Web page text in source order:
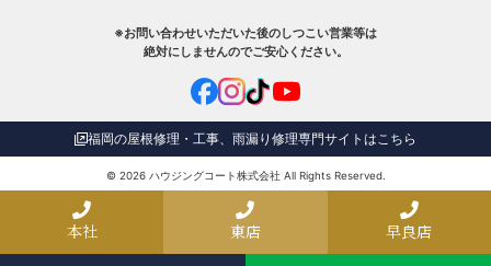
※お問い合わせいただいた後のしつこい営業等は
絶対にしませんのでご安心ください。
福岡の屋根修理・工事、雨漏り修理専門サイトはこちら
© 2026 ハウジングコート株式会社All Rights Reserved.
本社 東店 早良店